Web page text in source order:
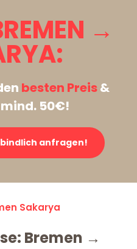
→
besten Preis&
50€!
anfragen!
Sakarya
Bremen →